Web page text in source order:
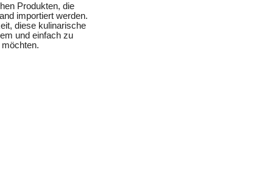
Produkten, die
importiert werden.
diese kulinarische
und einfach zu